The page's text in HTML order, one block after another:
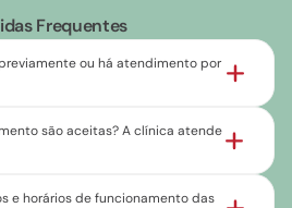
Frequentes
ou há atendimento por
são aceitas? A clínica atende
e horários de funcionamento das